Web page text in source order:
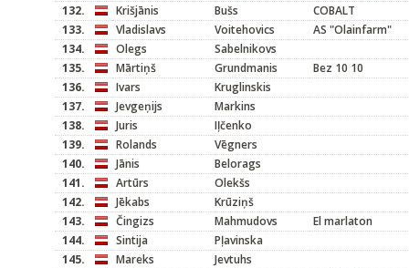
132.
Krišjānis Bušs
COBALT
133.
Vladislavs Voitehovics
AS "Olainfarm"
134.
Olegs
Sabelnikovs
135.
Mārtiņš Grundmanis
Bez 10 10
136.
Ivars
Kruglinskis
137.
Jevgeņijs
Markins
138.
Juris
Iļčenko
139.
Rolands
Vēgners
140.
Jānis
Belorags
141.
Artūrs
Olekšs
142.
Jēkabs
Krūziņš
143.
Čingizs Mahmudovs
El marlaton
144.
Sintija
Pļavinska
145.
Mareks
Jevtuhs